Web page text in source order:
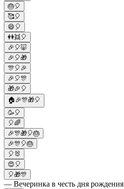
🎂🎈
🥰🎈
😄🎈
👭👯🎈
🎉🎈🐷
🎉🎈🎁
🎊🎈🎉
🎉🎈🎊
🎁🎉🎈
🏠🎉🎊🎁🎈
🥳🎈
🎈🌈
🎉🎊🎁🎈🎂
🎉🎊🎈🎂
🎈🐰
😍🎈
🎈🎁🎊
— Вечеринка в честь дня рождения